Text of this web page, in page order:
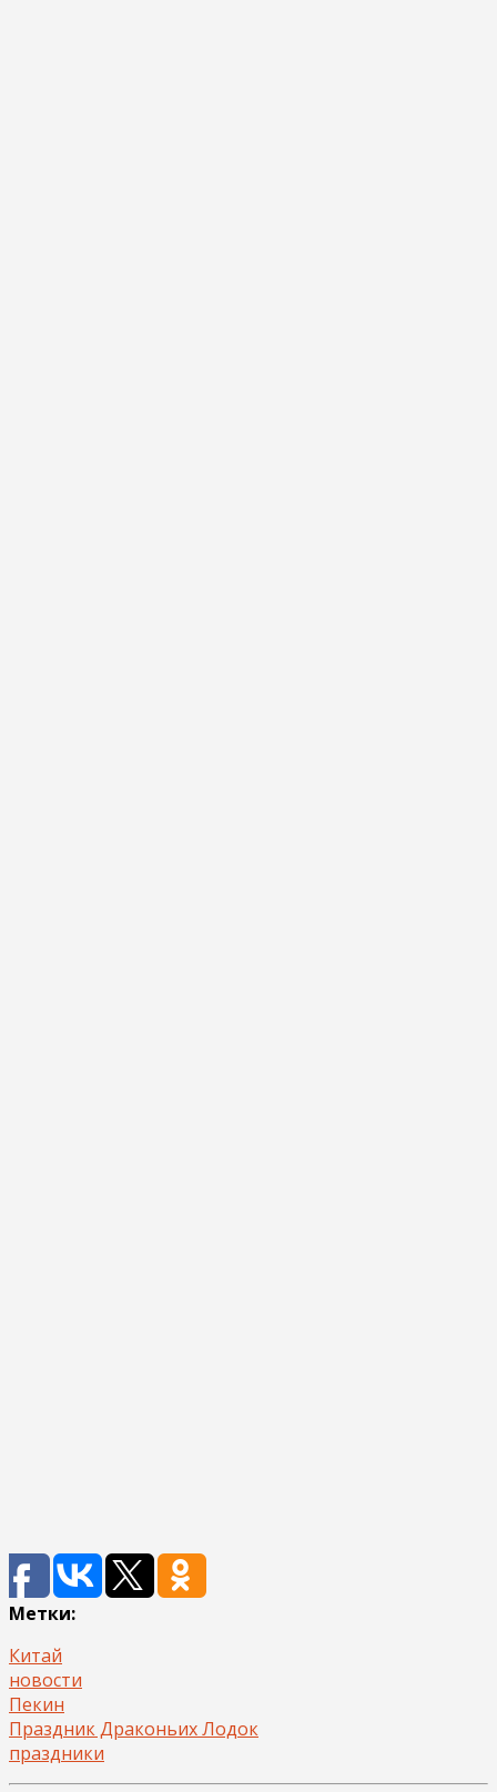
Метки:
Китай
новости
Пекин
Праздник Драконьих Лодок
праздники